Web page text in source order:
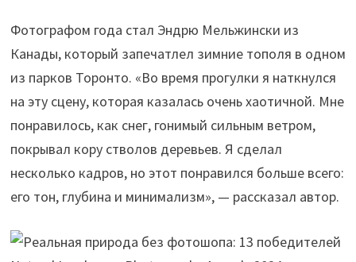
Фотографом года стал Эндрю Мельжински из
Канады, который запечатлел зимние тополя в одном
из парков Торонто. «Во время прогулки я наткнулся
на эту сцену, которая казалась очень хаотичной. Мне
понравилось, как снег, гонимый сильным ветром,
покрывал кору стволов деревьев. Я сделал
несколько кадров, но этот понравился больше всего:
его тон, глубина и минимализм», — рассказал автор.